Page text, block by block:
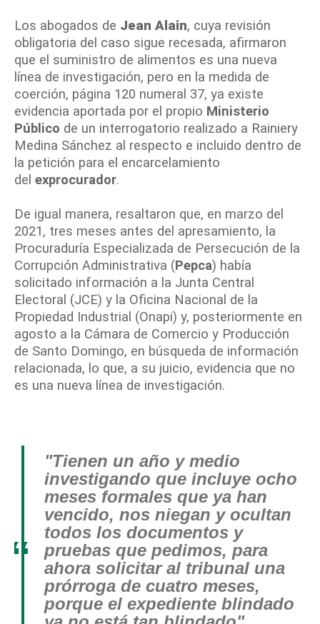
Los abogados de Jean Alain, cuya revisión
obligatoria del caso sigue recesada, afirmaron
que el suministro de alimentos es una nueva
línea de investigación, pero en la medida de
coerción, página 120 numeral 37, ya existe
evidencia aportada por el propio Ministerio
Público de un interrogatorio realizado a Rainiery
Medina Sánchez al respecto e incluido dentro de
la petición para el encarcelamiento
del exprocurador.
De igual manera, resaltaron que, en marzo del
2021, tres meses antes del apresamiento, la
Procuraduría Especializada de Persecución de la
Corrupción Administrativa (Pepca) había
solicitado información a la Junta Central
Electoral (JCE) y la Oficina Nacional de la
Propiedad Industrial (Onapi) y, posteriormente en
agosto a la Cámara de Comercio y Producción
de Santo Domingo, en búsqueda de información
relacionada, lo que, a su juicio, evidencia que no
es una nueva línea de investigación.
"Tienen un año y medio
investigando que incluye ocho
meses formales que ya han
vencido, nos niegan y ocultan
todos los documentos y
pruebas que pedimos, para
ahora solicitar al tribunal una
prórroga de cuatro meses,
porque el expediente blindado
“